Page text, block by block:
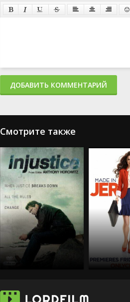
ДОБАВИТЬ КОММЕНТАРИЙ
Смотрите также